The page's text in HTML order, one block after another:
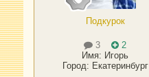
Подкурок
3
2
Имя: Игорь
Город: Екатеринбург